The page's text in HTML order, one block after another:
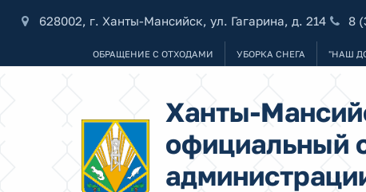
628002, г. Ханты-Мансийск, ул. Гагарина, д. 214 8
ОБРАЩЕНИЕ С ОТХОДАМИ УБОРКА СНЕГА "НАШ
Ханты-
официальный